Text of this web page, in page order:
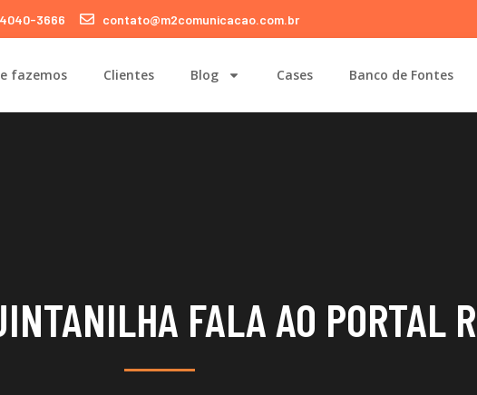
4040-3666 contato@m2comunicacao.com.br
fazemos Clientes Blog Cases Banco de Fontes
FALA AO PORTAL